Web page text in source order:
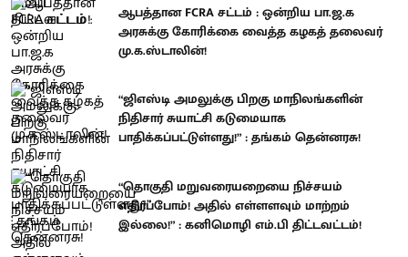
ஆபத்தான FCRA சட்டம் : ஒன்றிய பா.ஜ.க
அரசுக்கு கோரிக்கை வைத்த கழகத் தலைவர்
மு.க.ஸ்டாலின்!
“ஜிஎஸ்டி அமலுக்கு பிறகு மாநிலங்களின்
நிதிசார் சுயாட்சி கடுமையாக
பாதிக்கப்பட்டுள்ளது!” : தங்கம் தென்னரசு!
“தொகுதி மறுவரையறையை நிச்சயம்
எதிர்ப்போம்! அதில் எள்ளளவும் மாற்றம்
இல்லை!” : கனிமொழி எம்.பி திட்டவட்டம்!